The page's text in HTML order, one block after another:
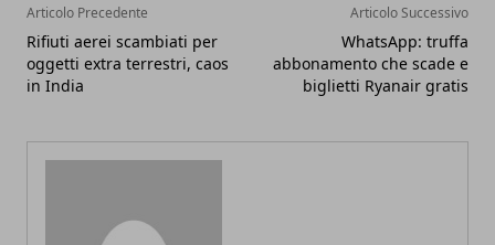
Articolo Precedente
Rifiuti aerei scambiati per
oggetti extra terrestri, caos
in India
Articolo Successivo
WhatsApp: truffa
abbonamento che scade e
biglietti Ryanair gratis